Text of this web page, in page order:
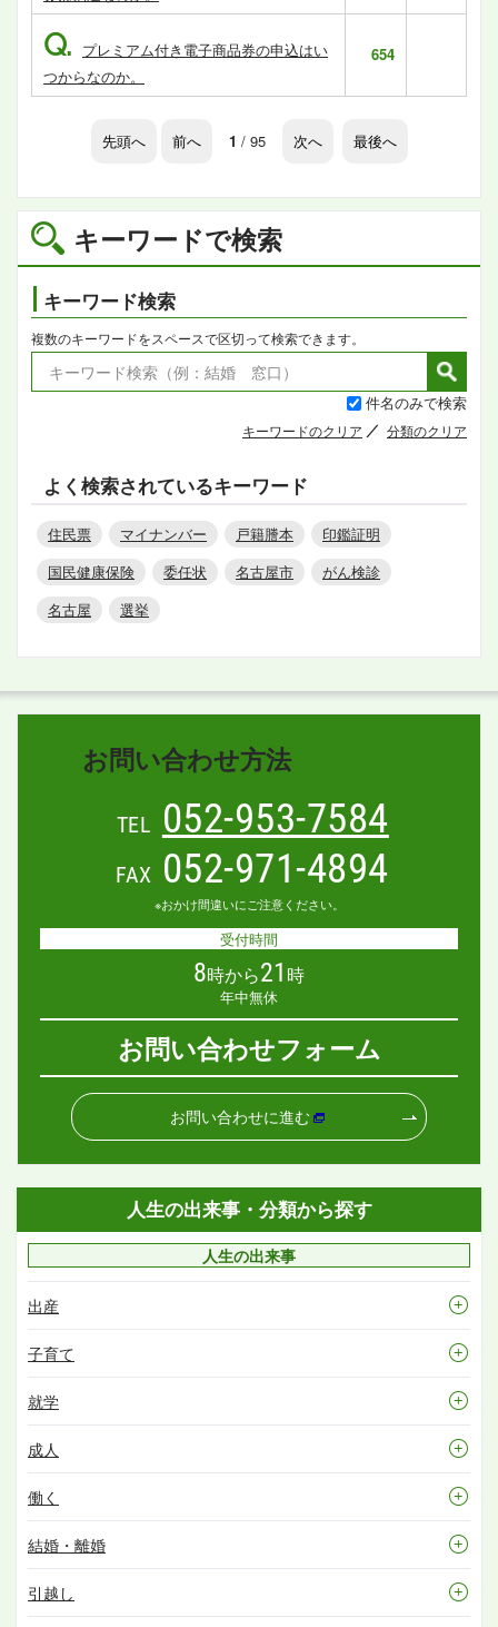
キーワードで検索
キーワード検索
複数のキーワードをスペースで区切って検索できます。
件名のみで検索
キーワードのクリア 分類のクリア
よく検索されているキーワード
住民票 マイナンバー 戸籍謄本
印鑑証明
国民健康保険
委任状 名古屋市
がん検診
名古屋
選挙
Q. プレミアム付き電子商品券の申込はい
つからなのか。
654
先頭へ 前へ 1 / 95 次へ 最後へ
お問い合わせ方法
TEL 052-953-7584
FAX 052-971-4894
※おかけ間違いにご注意ください。
受付時間
8時から21 時
年中無休
お問い合わせフォーム
お問い合わせに進む
人生の出来事・分類から探す
人生の出来事
出産
子育て
就学
成人
働く
結婚・離婚
引越し